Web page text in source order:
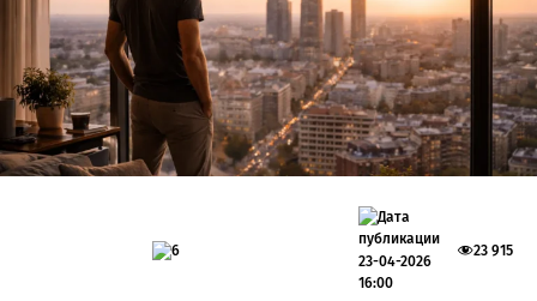
6 23 915
23-04-2026
16:00